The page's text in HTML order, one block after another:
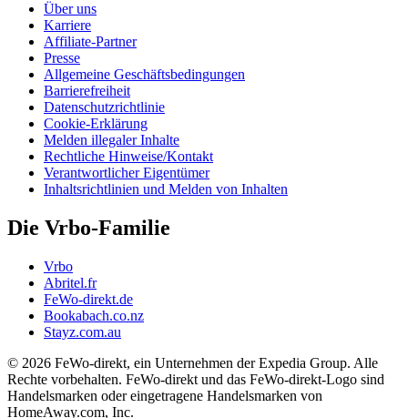
Über uns
Karriere
Affiliate-Partner
Presse
Allgemeine Geschäftsbedingungen
Barrierefreiheit
Datenschutzrichtlinie
Cookie-Erklärung
Melden illegaler Inhalte
Rechtliche Hinweise/Kontakt
Verantwortlicher Eigentümer
Inhaltsrichtlinien und Melden von Inhalten
Die Vrbo-Familie
Vrbo
Abritel.fr
FeWo-direkt.de
Bookabach.co.nz
Stayz.com.au
© 2026 FeWo-direkt, ein Unternehmen der Expedia Group. Alle
Rechte vorbehalten. FeWo-direkt und das FeWo-direkt-Logo sind
Handelsmarken oder eingetragene Handelsmarken von
HomeAway.com, Inc.